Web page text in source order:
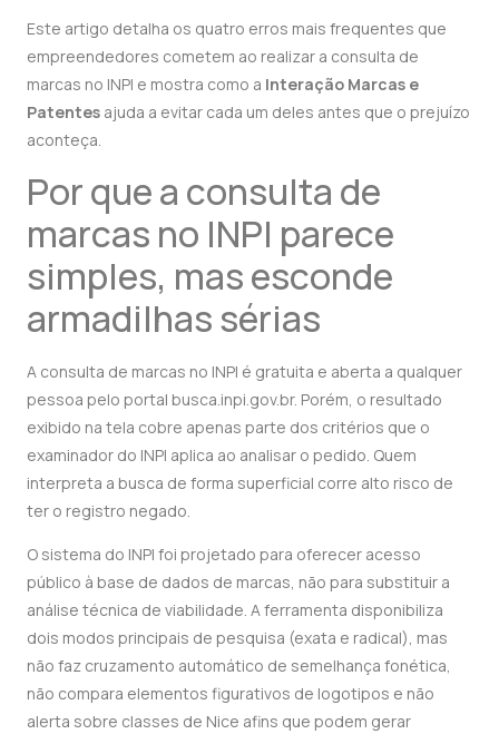
Este artigo detalha os quatro erros mais frequentes que
empreendedores cometem ao realizar a consulta de
marcas no INPI e mostra como a Interação Marcas e
Patentes ajuda a evitar cada um deles antes que o prejuízo
aconteça.
Por que a consulta de
marcas no INPI parece
simples, mas esconde
armadilhas sérias
A consulta de marcas no INPI é gratuita e aberta a qualquer
pessoa pelo portal busca.inpi.gov.br. Porém, o resultado
exibido na tela cobre apenas parte dos critérios que o
examinador do INPI aplica ao analisar o pedido. Quem
interpreta a busca de forma superficial corre alto risco de
ter o registro negado.
O sistema do INPI foi projetado para oferecer acesso
público à base de dados de marcas, não para substituir a
análise técnica de viabilidade. A ferramenta disponibiliza
dois modos principais de pesquisa (exata e radical), mas
não faz cruzamento automático de semelhança fonética,
não compara elementos figurativos de logotipos e não
alerta sobre classes de Nice afins que podem gerar